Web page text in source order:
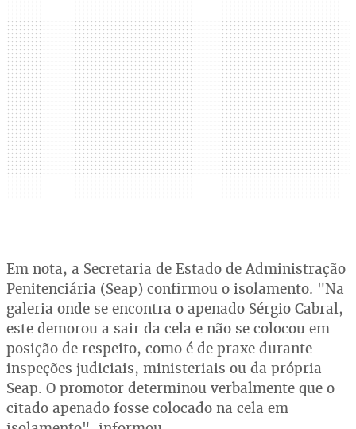
Em nota, a Secretaria de Estado de Administração
Penitenciária (Seap) confirmou o isolamento. "Na
galeria onde se encontra o apenado Sérgio Cabral,
este demorou a sair da cela e não se colocou em
posição de respeito, como é de praxe durante
inspeções judiciais, ministeriais ou da própria
Seap. O promotor determinou verbalmente que o
citado apenado fosse colocado na cela em